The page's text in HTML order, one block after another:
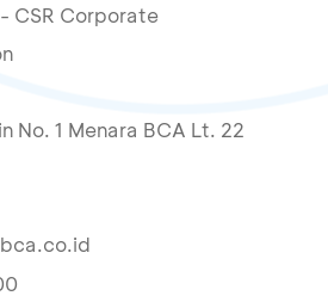
CSR Corporate
No. 1 Menara BCA Lt. 22